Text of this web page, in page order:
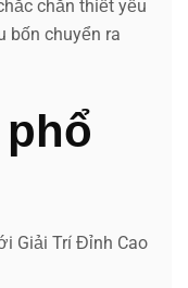
chắn thiết yếu
bốn chuyển ra